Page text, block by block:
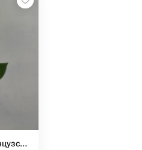
Французская роза французская